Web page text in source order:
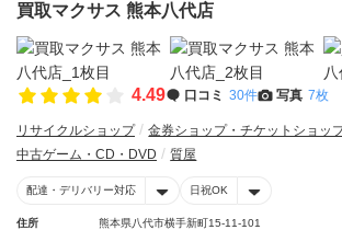
買取マクサス 熊本八代店
4.49 口コミ 30件 写真 7枚
リサイクルショップ 金券ショップ・チケットショッ
中古ゲーム・CD・DVD
質屋
配達・デリバリー対応 日祝OK
住所
熊本県八代市横手新町15-11-101